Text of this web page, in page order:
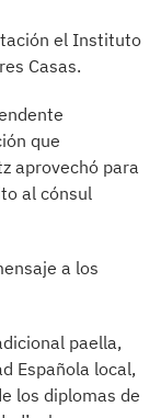
el Instituto
Casas.
que
aprovechó para
al cónsul
a los
paella,
Española local,
los diplomas de